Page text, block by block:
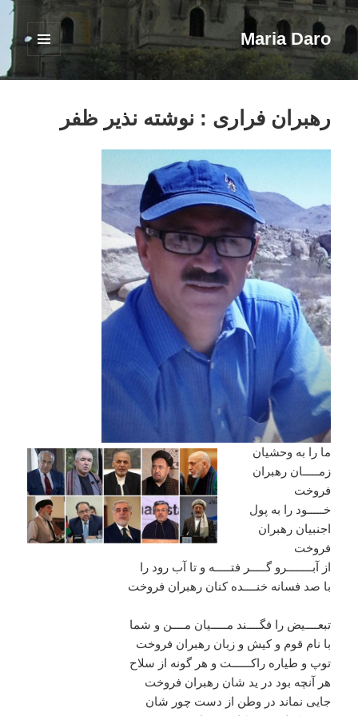
Maria Daro
فهرست
ابزارک‌ها
رهبران فراری : نوشته نذیر ظفر
ما را به وحشیان
زمـــــان رهبران
فروخت
خـــــود را به پول
اجنبیان رهبران
فروخت
از آبــــــــرو گـــــر فتـــــه و تا آب رود را
با صد فسانه خنــــده کنان رهبران فروخت
تبعــــیض را فگــــند مـــــیان مــــن و شما
با نام قوم و کیش و زبان رهبران فروخت
توپ و طیاره راکــــــت و هر گونه از سلاح
هر آنچه بود در ید شان رهبران فروخت
جایی نماند در وطن از دست چور شان